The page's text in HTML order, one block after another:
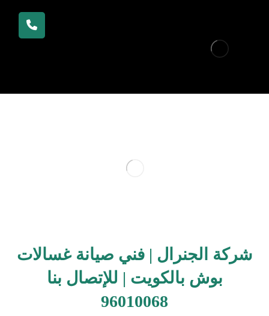
شركة الجنرال | فني صيانة غسالات
بوش بالكويت | للإتصال بنا
96010068